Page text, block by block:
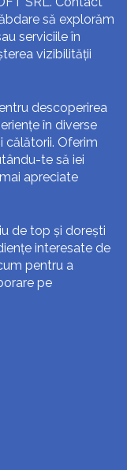
să explorăm
serviciile în
vizibilității
descoperirea
în diverse
călătorii. Oferim
te să iei
apreciate
de top și dorești
interesate de
pentru a
pe